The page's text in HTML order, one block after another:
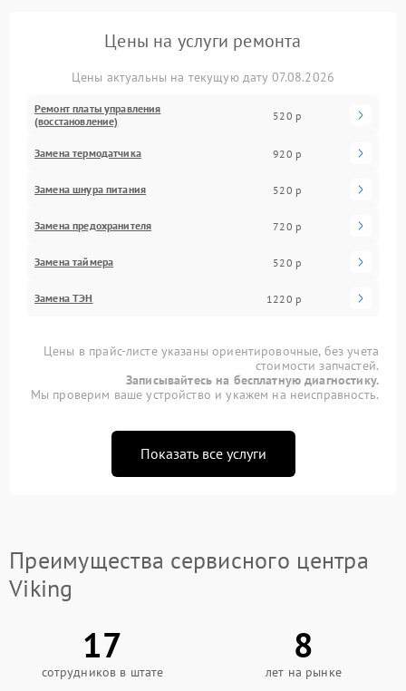
Цены на услуги ремонта
Цены актуальны на текущую дату 07.08.2026
Ремонт платы управления
(восстановление)
520 р
Замена термодатчика 920 р
Замена шнура питания 520 р
Замена предохранителя 720 р
Замена таймера 520 р
Замена ТЭН 1220 р
Цены в прайс-листе указаны ориентировочные, без учета
стоимости запчастей.
Записывайтесь на бесплатную диагностику.
Мы проверим ваше устройство и укажем на неисправность.
Показать все услуги
Преимущества сервисного центра
Viking
17
сотрудников в штате
8
лет на рынке